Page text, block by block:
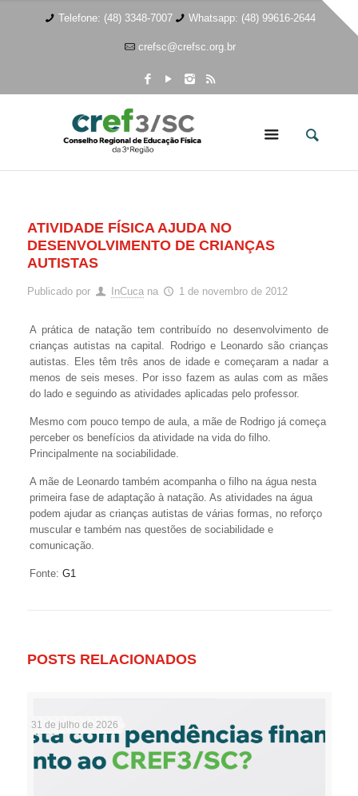
Telefone: (48) 3348-7007 Whatsapp: (48) 99616-2644
crefsc@crefsc.org.br
ATIVIDADE FÍSICA AJUDA NO
DESENVOLVIMENTO DE CRIANÇAS
AUTISTAS
Publicado por InCuca na 1 de novembro de 2012
A prática de natação tem contribuído no desenvolvimento de
crianças autistas na capital. Rodrigo e Leonardo são crianças
autistas. Eles têm três anos de idade e começaram a nadar a
menos de seis meses. Por isso fazem as aulas com as mães
do lado e seguindo as atividades aplicadas pelo professor.
Mesmo com pouco tempo de aula, a mãe de Rodrigo já começa
perceber os benefícios da atividade na vida do filho.
Principalmente na sociabilidade.
A mãe de Leonardo também acompanha o filho na água nesta
primeira fase de adaptação à natação. As atividades na água
podem ajudar as crianças autistas de várias formas, no reforço
muscular e também nas questões de sociabilidade e
comunicação.
Fonte:G1
POSTS RELACIONADOS
31 de julho de 2026